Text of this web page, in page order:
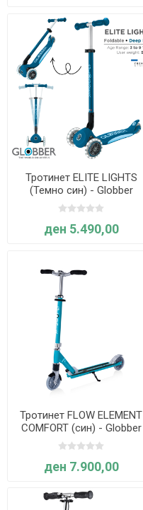
Тротинет ELITE LIGHTS
(Темно син) - Globber
ден 5.490,00
Тротинет FLOW ELEMENT
COMFORT (син) - Globber
ден 7.900,00